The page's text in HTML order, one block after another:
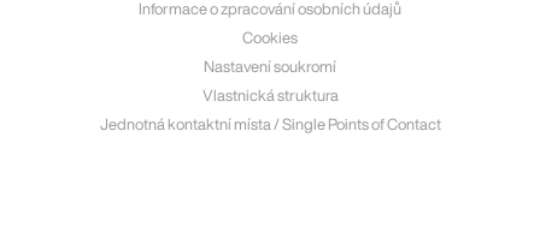
Informace o zpracování osobních údajů
Cookies
Nastavení soukromí
Vlastnická struktura
Jednotná kontaktní místa / Single Points of Contact